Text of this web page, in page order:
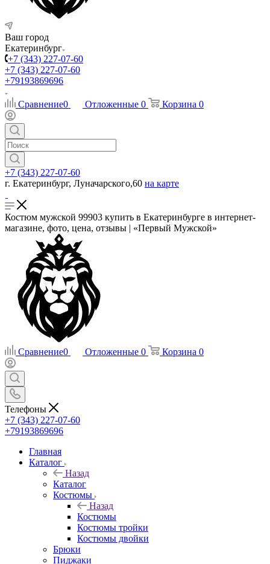
Ваш город
Екатеринбург
+7 (343) 227-07-60
+7 (343) 227-07-60
+79193869696
Сравнение0 Отложенные 0 Корзина 0
+7 (343) 227-07-60
г. Екатеринбург, Луначарского,60 на карте
Костюм мужской 99903 купить в Екатеринбурге в интернет-
магазине, фото, цена, отзывы | «Первый Мужской»
Сравнение0 Отложенные 0 Корзина 0
Телефоны
+7 (343) 227-07-60
+79193869696
Главная
Каталог
Назад
Каталог
Костюмы
Назад
Костюмы
Костюмы тройки
Костюмы двойки
Брюки
Пиджаки